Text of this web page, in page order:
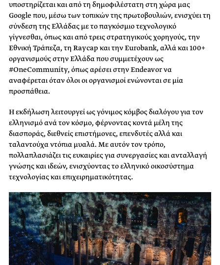
υποστηρίζεται και από τη δημοφιλέστατη στη χώρα μας
Google που, μέσω των τοπικών της πρωτοβουλιών, ενισχύει τη
σύνδεση της Ελλάδας με το παγκόσμιο τεχνολογικό
γίγνεσθαι, όπως και από τρεις στρατηγικούς χορηγούς, την
Εθνική Τράπεζα, τη Raycap και την Eurobank, αλλά και 100+
οργανισμούς στην Ελλάδα που συμμετέχουν ως
#OneCommunity, όπως αρέσει στην Endeavor να
αναφέρεται όταν όλοι οι οργανισμοί ενώνονται σε μία
προσπάθεια.
Η εκδήλωση λειτουργεί ως γόνιμος κόμβος διαλόγου για τον
ελληνισμό ανά τον κόσμο, φέρνοντας κοντά μέλη της
διασποράς, διεθνείς επιστήμονες, επενδυτές αλλά και
ταλαντούχα ντόπια μυαλά. Με αυτόν τον τρόπο,
πολλαπλασιάζει τις ευκαιρίες για συνεργασίες και ανταλλαγή
γνώσης και ιδεών, ενισχύοντας το ελληνικό οικοσύστημα
τεχνολογίας και επιχειρηματικότητας.